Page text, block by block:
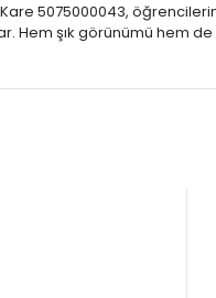
5075000043,
Hem şık görünümü hem